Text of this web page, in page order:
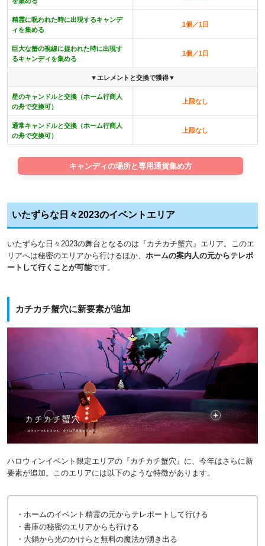
精霊に呪われた時に出現するキャンデ
ィを集める
1個／1日
巨大な蟹の視線に捉われた時に出現す
るキャンディを集める
1個／1日
▼エレメントと交換で獲得▼
星のキャンドルと交換（ホーム行商人
の舟で交換可）
上限なし
通常キャンドルと交換（ホーム行商人
の舟で交換可）
上限なし
キャンディの場所と専用通貨集め方
いたずらな日々2023のイベントエリア
いたずらな日々2023の舞台となるのは『カチカチ蟹穴』エリア。このエ
リアへは秘密のエリアから行けるほか、 ホームの案内人の元からテレポ
ートして行くことが可能です。
カチカチ蟹穴に新要素が追加
ハロウィンイベント限定エリアの『カチカチ蟹穴』に、今年はさらに新
要素が追加。このエリアには以下のような特徴があります。
・ホームのイベント精霊の元からテレポートして行ける
・書庫の秘密のエリアからも行ける
・大鍋から光のかけらと無料の魔法が湧き出る